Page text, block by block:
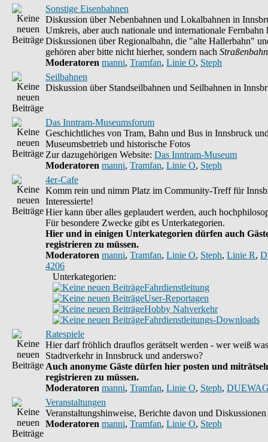
Sonstige Eisenbahnen
Diskussion über Nebenbahnen und Lokalbahnen in
Umkreis, aber auch nationale und internationale Fernbahn
Diskussionen über Regionalbahn, die "alte Hallerbahn"
gehören aber bitte nicht hierher, sondern nach
Moderatoren manni, Tramfan, Linie O, Steph
Seilbahnen
Diskussion über Standseilbahnen und Seilbahnen in
Das Inntram-Museumsforum
Geschichtliches von Tram, Bahn und Bus in Innsbruck
Museumsbetrieb und historische Fotos
Zur dazugehörigen Website: Das Inntram-Museum
Moderatoren manni, Tramfan, Linie O, Steph
4er-Cafe
Komm rein und nimm Platz im Community-Treff für
Interessierte!
Hier kann über alles geplaudert werden, auch
Für besondere Zwecke gibt es Unterkategorien.
Hier und in einigen Unterkategorien dürfen auch
registrieren zu müssen.
Moderatoren manni, Tramfan, Linie O, Steph, Linie R,
4206
Unterkategorien:
Fahrdienstleitung
User-Reportagen
Hobby Nahverkehr
Fahrdienstleitungs-Downloads
Ratespiele
Hier darf fröhlich drauflos gerätselt werden - wer weiß
Stadtverkehr in Innsbruck und anderswo?
Auch anonyme Gäste dürfen hier posten und
registrieren zu müssen.
Moderatoren manni, Tramfan, Linie O, Steph,
Veranstaltungen
Veranstaltungshinweise, Berichte davon und Diskussionen
Moderatoren manni, Tramfan, Linie O, Steph